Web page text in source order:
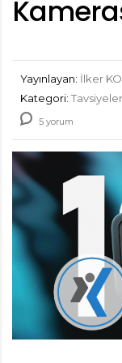
Yayınlayan: İlker
Kategori: Tavsiyeler
5 yorum